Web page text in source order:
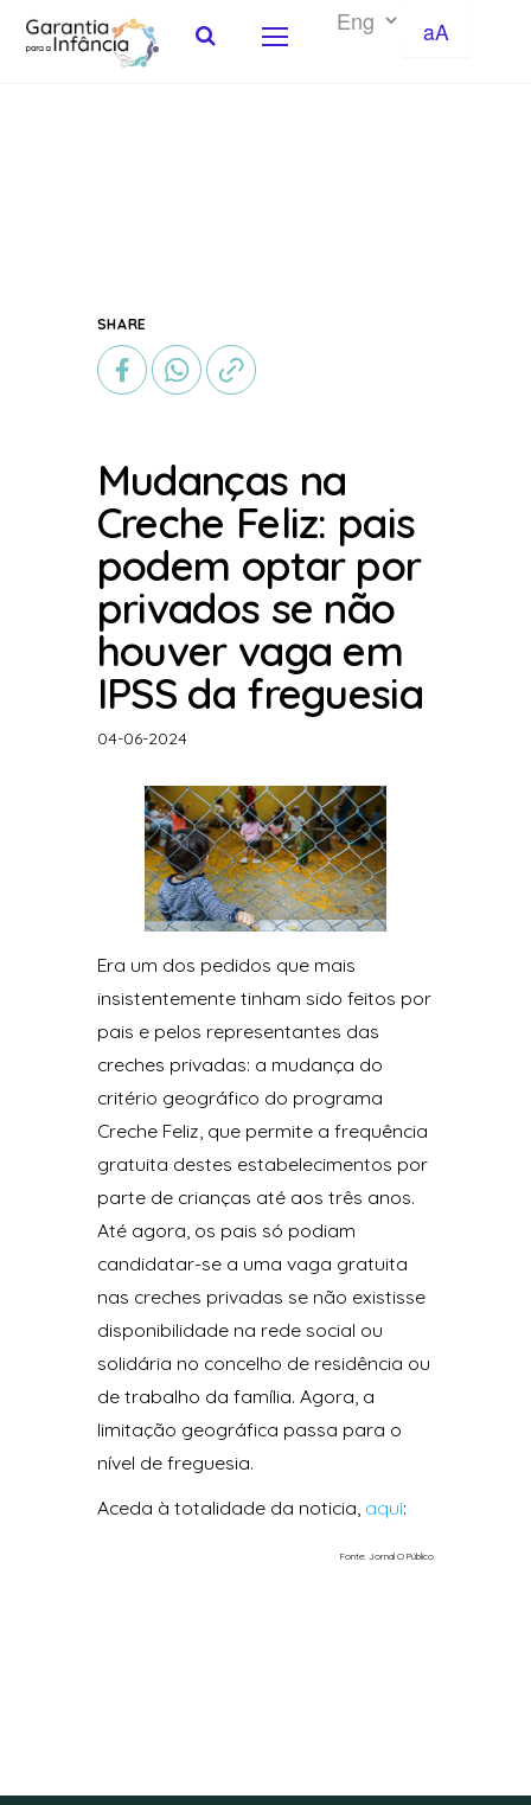
aA
SHARE
Mudanças na
Creche Feliz: pais
podem optar por
privados se não
houver vaga em
IPSS da freguesia
04-06-2024
Era um dos pedidos que mais
insistentemente tinham sido feitos por
pais e pelos representantes das
creches privadas: a mudança do
critério geográfico do programa
Creche Feliz, que permite a frequência
gratuita destes estabelecimentos por
parte de crianças até aos três anos.
Até agora, os pais só podiam
candidatar-se a uma vaga gratuita
nas creches privadas se não existisse
disponibilidade na rede social ou
solidária no concelho de residência ou
de trabalho da família. Agora, a
limitação geográfica passa para o
nível de freguesia.
Aceda à totalidade da noticia, aqui:
Fonte: Jornal O Público